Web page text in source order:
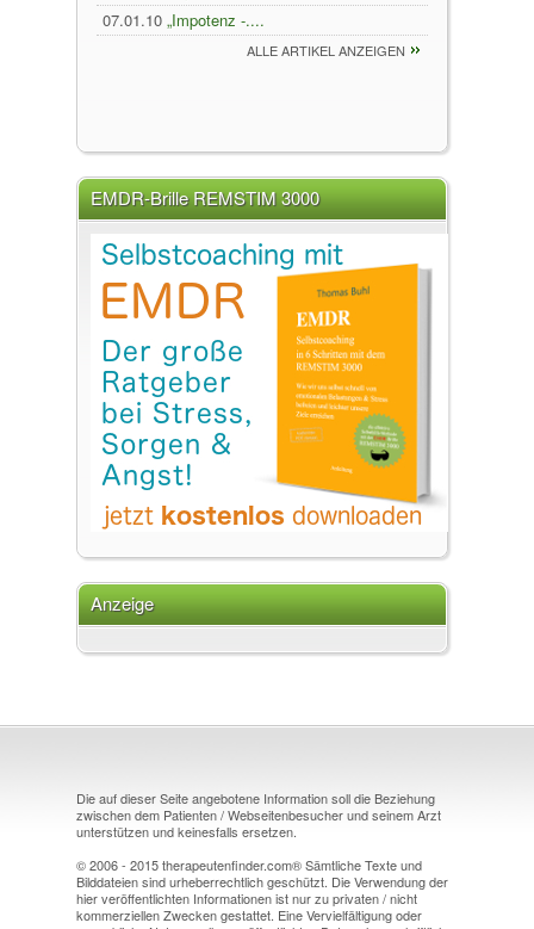
07.01.10 „Impotenz -....
ALLE ARTIKEL ANZEIGEN
EMDR-Brille REMSTIM 3000
Anzeige
Die auf dieser Seite angebotene Information soll die Beziehung
zwischen dem Patienten / Webseitenbesucher und seinem Arzt
unterstützen und keinesfalls ersetzen.
© 2006 - 2015 therapeutenfinder.com® Sämtliche Texte und
Bilddateien sind urheberrechtlich geschützt. Die Verwendung der
hier veröffentlichten Informationen ist nur zu privaten / nicht
kommerziellen Zwecken gestattet. Eine Vervielfältigung oder